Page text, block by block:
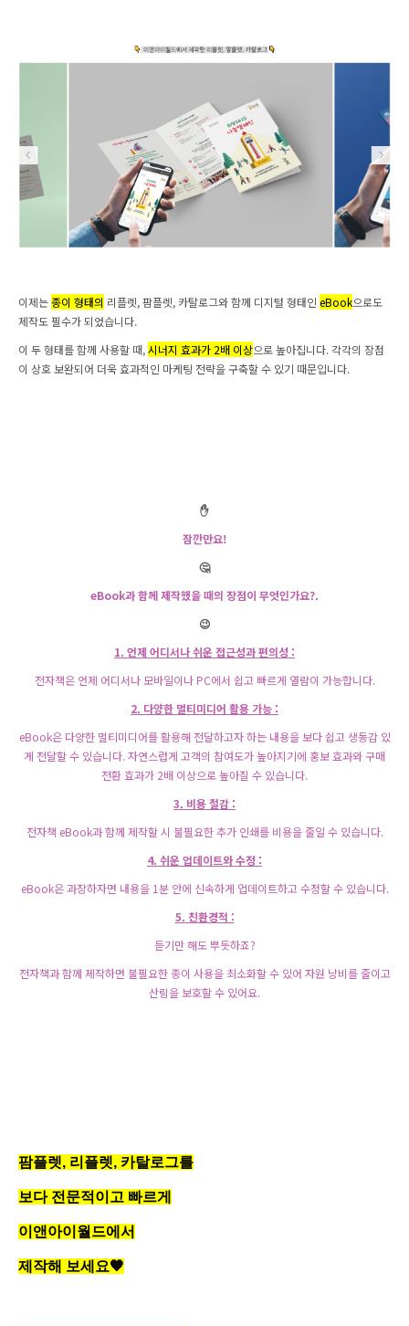
이제는종이 형태의 리플렛, 팜플렛, 카탈로그와 함께 디지털 형태인 eBook으로도
제작도 필수가 되었습니다.
이 두 형태를 함께 사용할 때,시너지 효과가 2배 이상으로 높아집니다. 각각의 장점
이 상호 보완되어 더욱 효과적인 마케팅 전략을 구축할 수 있기 때문입니다.
✋
잠깐만요!
🤔
eBook과 함께 제작했을 때의 장점이 무엇인가요?.
😉
1. 언제 어디서나 쉬운 접근성과 편의성 :
전자책은 언제 어디서나 모바일이나 PC에서 쉽고 빠르게 열람이 가능합니다.
2. 다양한 멀티미디어 활용 가능 :
eBook은 다양한 멀티미디어를 활용해 전달하고자 하는 내용을 보다 쉽고 생동감 있
게 전달할 수 있습니다. 자연스럽게 고객의 참여도가 높아지기에 홍보 효과와 구매
전환 효과가 2배 이상으로 높아질 수 있습니다.
3. 비용 절감 :
전자책 eBook과 함께 제작할 시 불필요한 추가 인쇄를 비용을 줄일 수 있습니다.
4. 쉬운 업데이트와 수정 :
eBook은 과장하자면 내용을 1분 안에 신속하게 업데이트하고 수정할 수 있습니다.
5. 친환경적 :
듣기만 해도 뿌듯하죠?
전자책과 함께 제작하면 불필요한 종이 사용을 최소화할 수 있어 자원 낭비를 줄이고
산림을 보호할 수 있어요.
팜플렛, 리플렛, 카탈로그를
보다 전문적이고 빠르게
이앤아이월드에서
제작해 보세요🧡